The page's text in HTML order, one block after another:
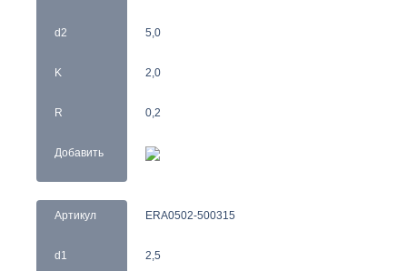
d2
K
R
Добавить
5,0
2,0
0,2
Артикул
d1
ERA0502-500315
2,5